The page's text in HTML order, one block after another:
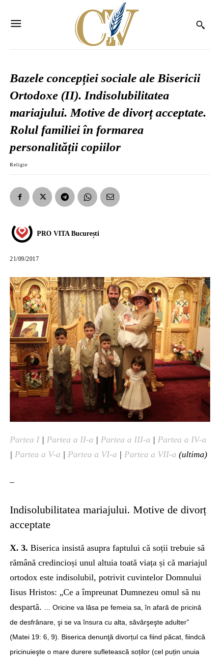
Bazele concepției sociale ale Bisericii
Ortodoxe (II). Indisolubilitatea
mariajului. Motive de divorț acceptate.
Rolul familiei în formarea
personalității copiilor
Religie
PRO VITA București
21/09/2017
Partea I| Partea a II-a | Partea a III-a | Partea a IV-a
| Partea a V-a | Partea a VI-a | Partea a VII-a (ultima)
–
Indisolubilitatea mariajului. Motive de divorț
acceptate
X. 3. Biserica insistă asupra faptului că soții trebuie să
rămână credincioși unul altuia toată viața și că mariajul
ortodox este indisolubil, potrivit cuvintelor Domnului
Iisus Hristos: „Ce a împreunat Dumnezeu omul să nu
despartă. … Oricine va lăsa pe femeia sa, în afară de pricină
de desfrânare, şi se va însura cu alta, săvârşeşte adulter”
(Matei 19: 6, 9). Biserica denunţă divorțul ca fiind păcat, fiindcă
pricinuieşte o mare durere sufletească soților (cel puțin unuia